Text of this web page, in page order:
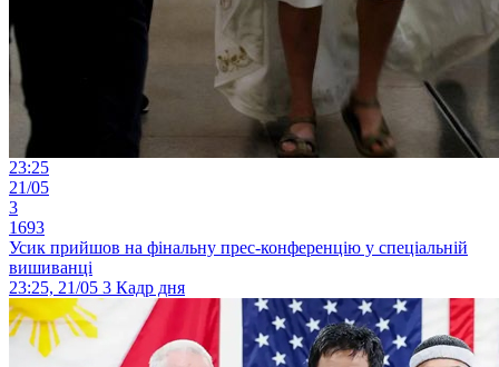
23:25
21/05
3
1693
Усик прийшов на фінальну прес-конференцію у спеціальній
вишиванці
23:25, 21/05 3 Кадр дня